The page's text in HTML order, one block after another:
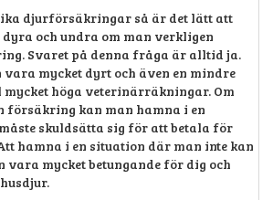
djurförsäkringar så är det lätt att
och undra om man verkligen
Svaret på denna fråga är alltid ja.
mycket dyrt och även en mindre
höga veterinärräkningar. Om
försäkring kan man hamna i en
skuldsätta sig för att betala för
hamna i en situation där man inte kan
mycket betungande för dig och